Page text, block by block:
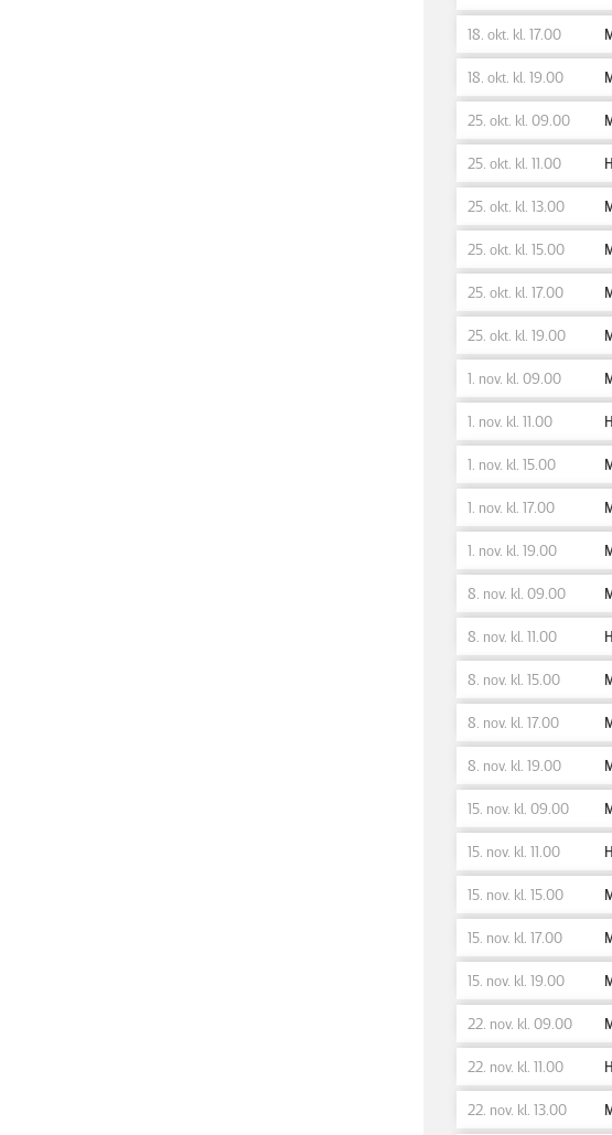
18. okt. kl. 17.00
18. okt. kl. 19.00
25. okt. kl. 09.00
25. okt. kl. 11.00
25. okt. kl. 13.00
25. okt. kl. 15.00
25. okt. kl. 17.00
25. okt. kl. 19.00
1. nov. kl. 09.00
1. nov. kl. 11.00
1. nov. kl. 15.00
1. nov. kl. 17.00
1. nov. kl. 19.00
8. nov. kl. 09.00
8. nov. kl. 11.00
8. nov. kl. 15.00
8. nov. kl. 17.00
8. nov. kl. 19.00
15. nov. kl. 09.00
15. nov. kl. 11.00
15. nov. kl. 15.00
15. nov. kl. 17.00
15. nov. kl. 19.00
22. nov. kl. 09.00
22. nov. kl. 11.00
22. nov. kl. 13.00